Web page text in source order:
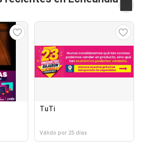
TuTi
Válido por 25 días